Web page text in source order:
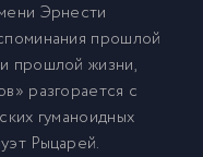
Эрнести
прошлой
прошлой жизни,
разгорается с
гуманоидных
Рыцарей.